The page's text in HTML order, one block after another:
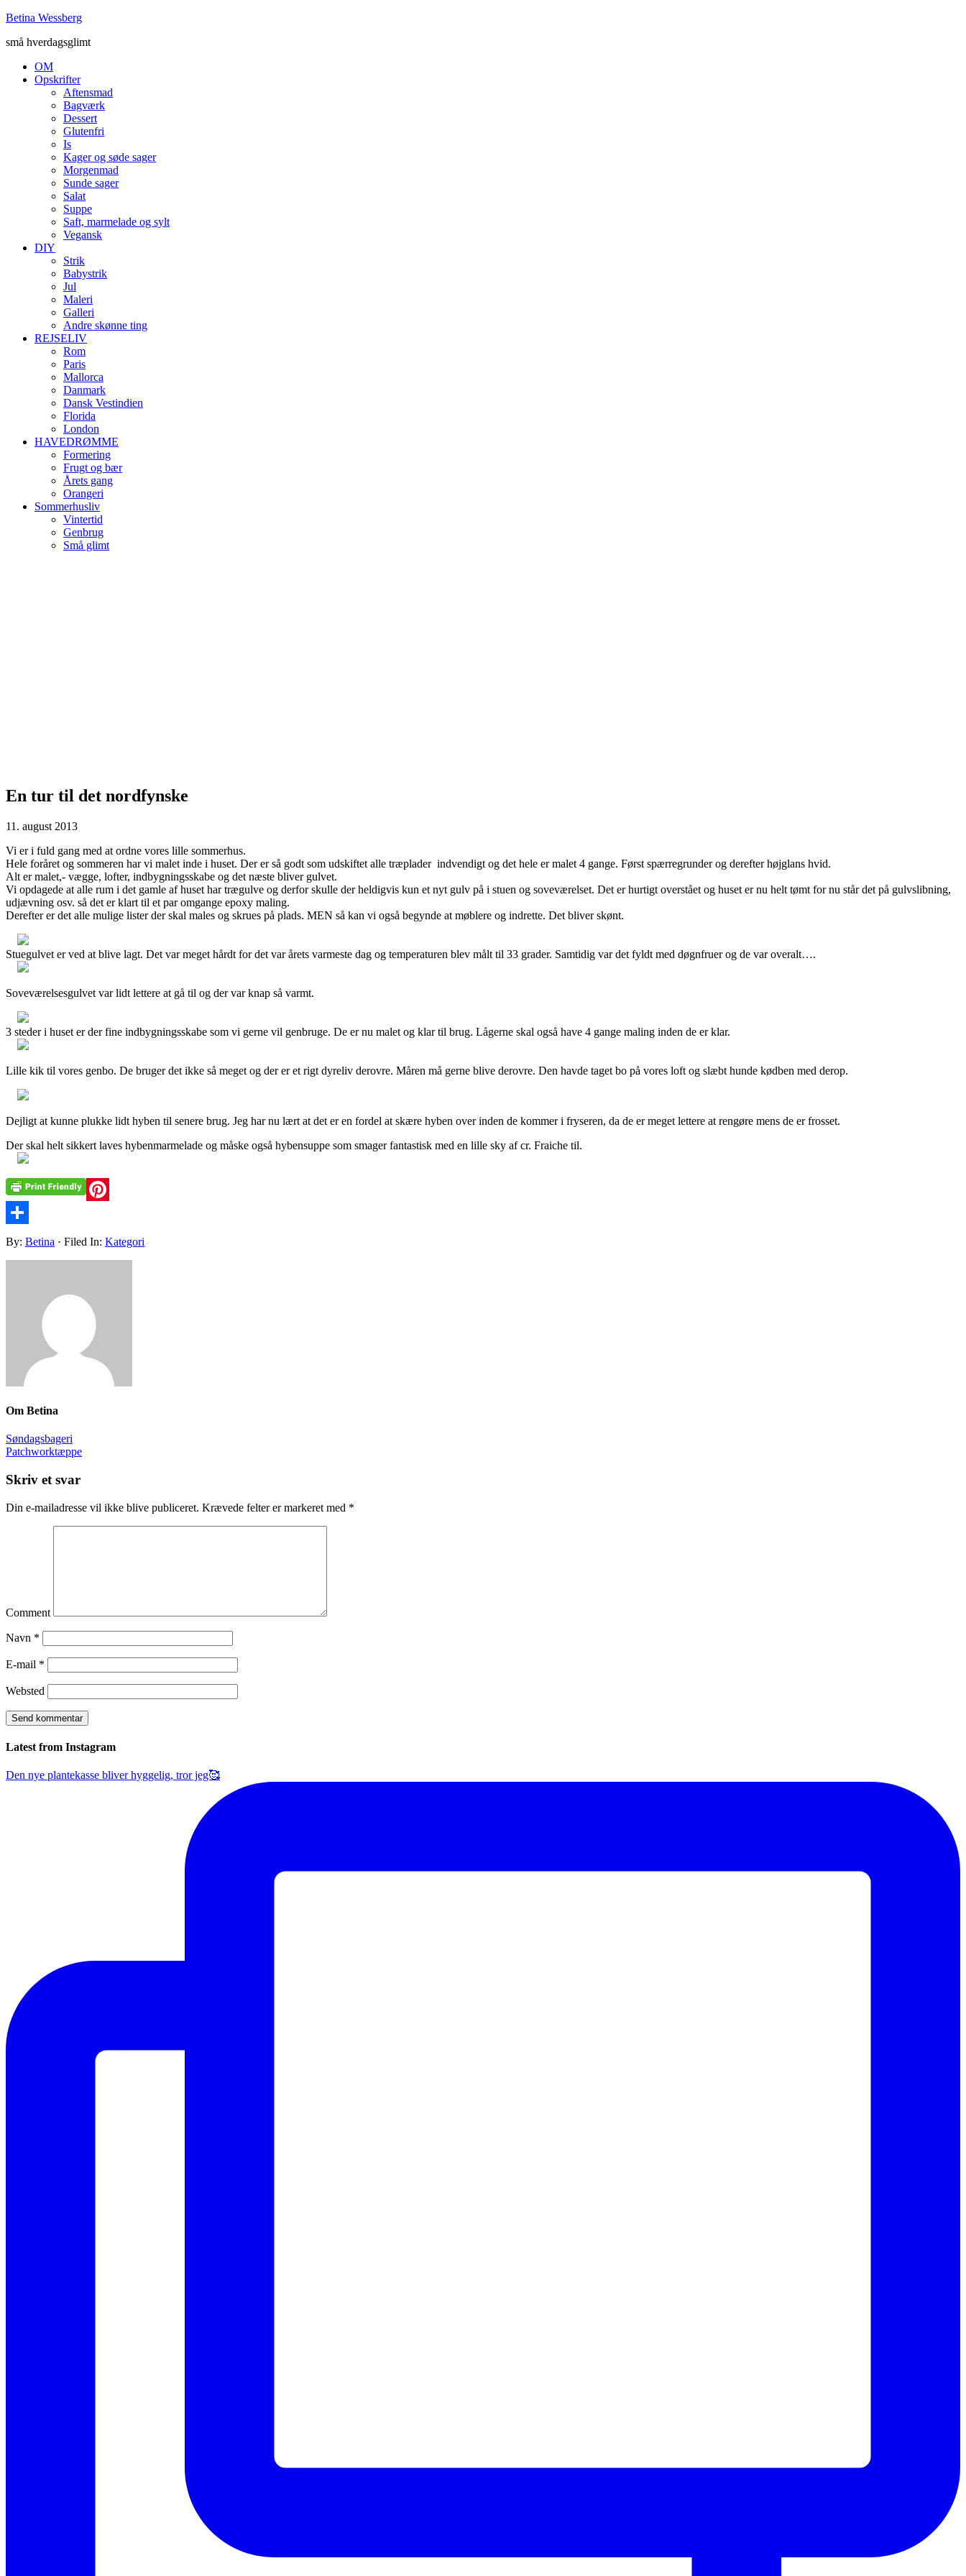
Betina Wessberg
små hverdagsglimt
OM
Opskrifter
Aftensmad
Bagværk
Dessert
Glutenfri
Is
Kager og søde sager
Morgenmad
Sunde sager
Salat
Suppe
Saft, marmelade og sylt
Vegansk
DIY
Strik
Babystrik
Jul
Maleri
Galleri
Andre skønne ting
REJSELIV
Rom
Paris
Mallorca
Danmark
Dansk Vestindien
Florida
London
HAVEDRØMME
Formering
Frugt og bær
Årets gang
Orangeri
Sommerhusliv
Vintertid
Genbrug
Små glimt
En tur til det nordfynske
11. august 2013
Vi er i fuld gang med at ordne vores lille sommerhus.
Hele foråret og sommeren har vi malet inde i huset. Der er så godt som udskiftet alle træplader indvendigt og det hele er malet 4 gange. Først spærregrunder og derefter højglans hvid.
Alt er malet,- vægge, lofter, indbygningsskabe og det næste bliver gulvet.
Vi opdagede at alle rum i det gamle af huset har trægulve og derfor skulle der heldigvis kun et nyt gulv på i stuen og soveværelset. Det er hurtigt overstået og huset er nu helt tømt for nu står det på gulvslibning,
udjævning osv. så det er klart til et par omgange epoxy maling.
Derefter er det alle mulige lister der skal males og skrues på plads. MEN så kan vi også begynde at møblere og indrette. Det bliver skønt.
Stuegulvet er ved at blive lagt. Det var meget hårdt for det var årets varmeste dag og temperaturen blev målt til 33 grader. Samtidig var det fyldt med døgnfruer og de var overalt….
Soveværelsesgulvet var lidt lettere at gå til og der var knap så varmt.
3 steder i huset er der fine indbygningsskabe som vi gerne vil genbruge. De er nu malet og klar til brug. Lågerne skal også have 4 gange maling inden de er klar.
Lille kik til vores genbo. De bruger det ikke så meget og der er et rigt dyreliv derovre. Måren må gerne blive derovre. Den havde taget bo på vores loft og slæbt hunde kødben med derop.
Dejligt at kunne plukke lidt hyben til senere brug. Jeg har nu lært at det er en fordel at skære hyben over inden de kommer i fryseren, da de er meget lettere at rengøre mens de er frosset.
Der skal helt sikkert laves hybenmarmelade og måske også hybensuppe som smager fantastisk med en lille sky af cr. Fraiche til.
Pinterest
Share
By: Betina · Filed In: Kategori
Om Betina
Søndagsbageri
Patchworktæppe
Skriv et svar
Din e-mailadresse vil ikke blive publiceret. Krævede felter er markeret med *
Comment
Navn *
E-mail *
Websted
Latest from Instagram
Den nye plantekasse bliver hyggelig, tror jeg🥰